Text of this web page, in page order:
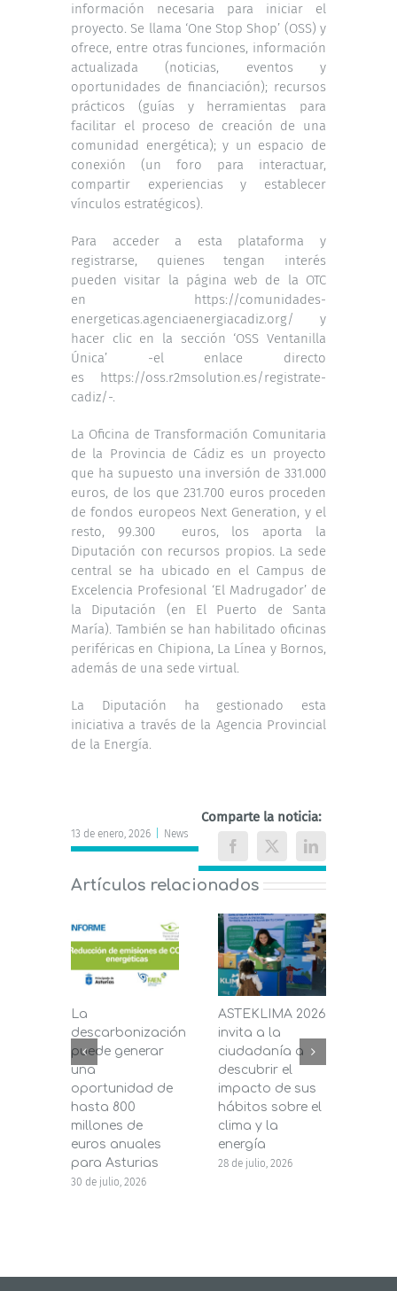
información necesaria para iniciar el
proyecto. Se llama ‘One Stop Shop’ (OSS) y
ofrece, entre otras funciones, información
actualizada (noticias, eventos y
oportunidades de financiación); recursos
prácticos (guías y herramientas para
facilitar el proceso de creación de una
comunidad energética); y un espacio de
conexión (un foro para interactuar,
compartir experiencias y establecer
vínculos estratégicos).
Para acceder a esta plataforma y
registrarse, quienes tengan interés
pueden visitar la página web de la OTC
en https://comunidades-
energeticas.agenciaenergiacadiz.org/
y
hacer clic en la sección ‘OSS Ventanilla
Única’ -el enlace directo
es https://oss.r2msolution.es/registrate-
cadiz/-.
La Oficina de Transformación Comunitaria
de la Provincia de Cádiz es un proyecto
que ha supuesto una inversión de 331.000
euros, de los que 231.700 euros proceden
de fondos europeos Next Generation, y el
resto, 99.300 euros, los aporta la
Diputación con recursos propios. La sede
central se ha ubicado en el Campus de
Excelencia Profesional ‘El Madrugador’ de
la Diputación (en El Puerto de Santa
María). También se han habilitado oficinas
periféricas en Chipiona, La Línea y Bornos,
además de una sede virtual.
La Diputación ha gestionado esta
iniciativa a través de la Agencia Provincial
de la Energía.
13 de enero, 2026 News
Comparte la noticia:
Facebook
X LinkedIn
Artículos relacionados
La
descarbonización
puede generar
una
oportunidad de
hasta 800
millones de
euros anuales
para Asturias
30 de julio, 2026
ASTEKLIMA 2026
invita a la
ciudadanía a
descubrir el
impacto de sus
hábitos sobre el
clima y la
energía
28 de julio, 2026